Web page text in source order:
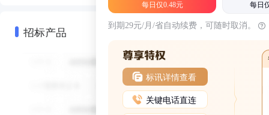
招标产品
每日仅0.48元 每日
到期29元/月/省自动续费，可随时取消。
标讯详情查看
关键电话直连